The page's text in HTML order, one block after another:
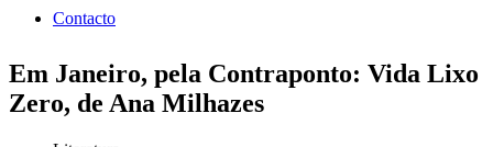
Contacto
Em Janeiro, pela Contraponto: Vida Lixo
Zero, de Ana Milhazes